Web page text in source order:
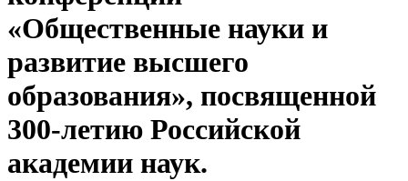
«Общественные науки и
развитие высшего
образования», посвященной
300-летию Российской
академии наук.